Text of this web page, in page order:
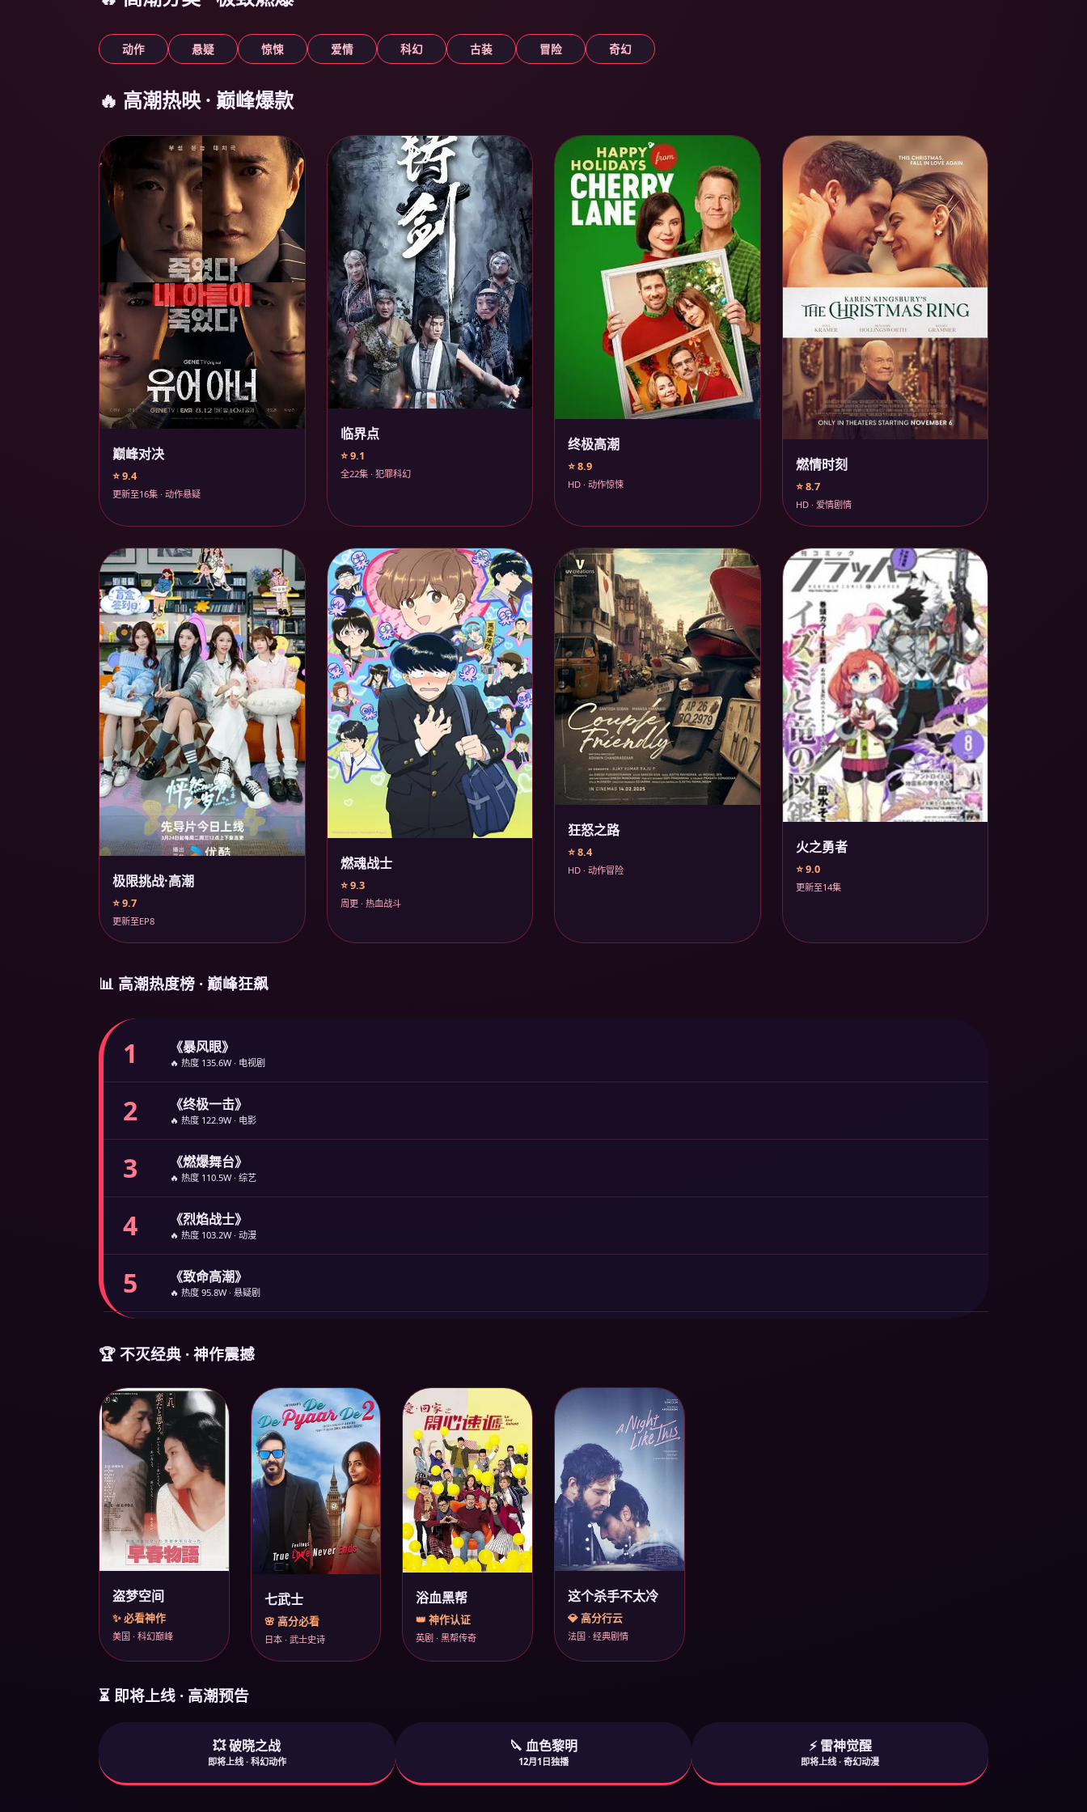
动作 悬疑 惊悚 爱情 科幻 古装 冒险 奇幻
🔥 高潮热映 · 巅峰爆款
巅峰对决
⭐ 9.4
更新至16集 · 动作悬疑
临界点
⭐ 9.1
全22集 · 犯罪科幻
终极高潮
⭐ 8.9
HD · 动作惊悚
燃情时刻
⭐ 8.7
HD · 爱情剧情
极限挑战·高潮
⭐ 9.7
更新至EP8
燃魂战士
⭐ 9.3
周更 · 热血战斗
狂怒之路
⭐ 8.4
HD · 动作冒险
火之勇者
⭐ 9.0
更新至14集
📊 高潮热度榜 · 巅峰狂飙
1 《暴风眼》
🔥 热度 135.6W · 电视剧
2 《终极一击》
🔥 热度 122.9W · 电影
3 《燃爆舞台》
🔥 热度 110.5W · 综艺
4 《烈焰战士》
🔥 热度 103.2W · 动漫
5 《致命高潮》
🔥 热度 95.8W · 悬疑剧
🏆 不灭经典 · 神作震撼
盗梦空间
✨ 必看神作
美国 · 科幻巅峰
七武士
🌸 高分必看
日本 · 武士史诗
浴血黑帮
👑 神作认证
英剧 · 黑帮传奇
这个杀手不太冷
💎 高分行云
法国 · 经典剧情
⏳ 即将上线 · 高潮预告
💥 破晓之战
即将上线 · 科幻动作
🔪 血色黎明
12月1日独播
⚡ 雷神觉醒
即将上线 · 奇幻动漫